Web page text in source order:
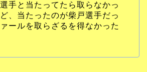
手と当たってたら取らなかっ
、当たったのが柴戸選手だっ
ールを取らざるを得なかった